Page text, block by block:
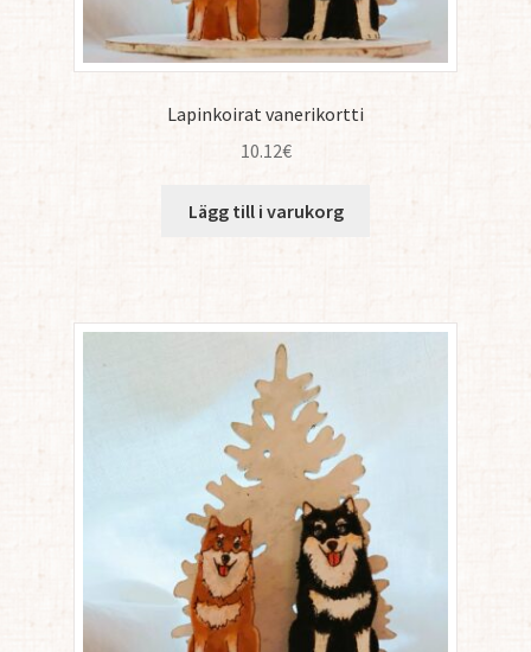
Lapinkoirat vanerikortti
10.12€
Lägg till i varukorg